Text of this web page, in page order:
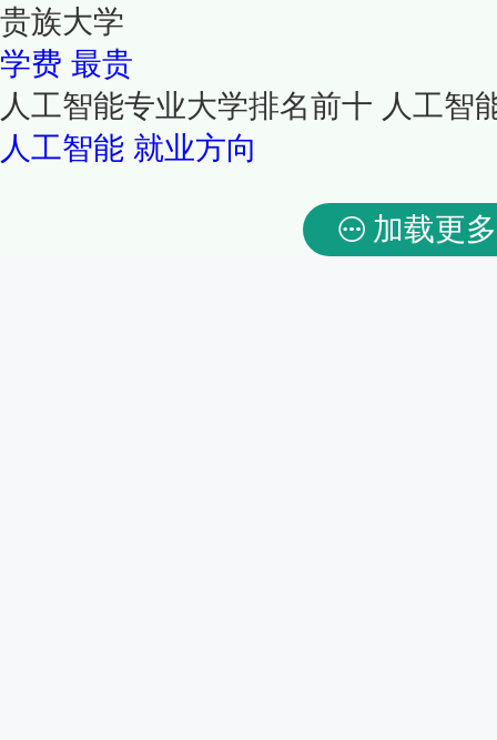
贵族大学
学费 最贵
人工智能专业大学排名前十 人工智
人工智能 就业方向
加载更多